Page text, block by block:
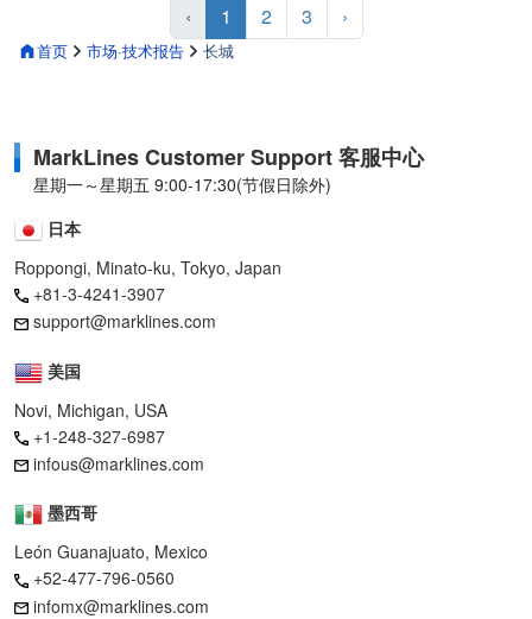
首页 市场·技术报告 长城
‹ 1 2 3 ›
MarkLines Customer Support 客服中心
星期一～星期五 9:00-17:30(节假日除外)
日本
Roppongi, Minato-ku, Tokyo, Japan
+81-3-4241-3907
support@marklines.com
美国
Novi, Michigan, USA
+1-248-327-6987
infous@marklines.com
墨西哥
León Guanajuato, Mexico
+52-477-796-0560
infomx@marklines.com